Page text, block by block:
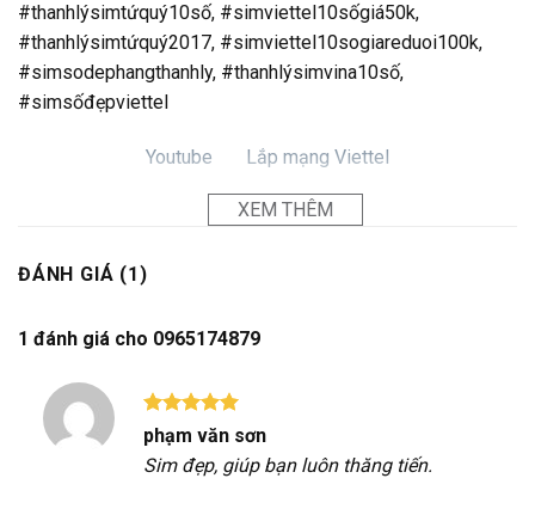
#thanhlýsimtứquý10số, #simviettel10sốgiá50k,
#thanhlýsimtứquý2017, #simviettel10sogiareduoi100k,
#simsodephangthanhly, #thanhlýsimvina10số,
#simsốđẹpviettel
Youtube Lắp mạng Viettel
XEM THÊM
ĐÁNH GIÁ (1)
1 đánh giá cho 0965174879
Được xếp
hạng
5
sao
phạm văn sơn
Sim đẹp, giúp bạn luôn thăng tiến.